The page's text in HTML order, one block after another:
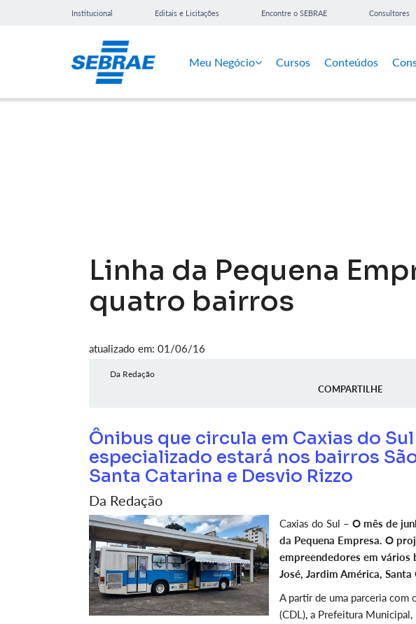
Institucional Editais e Licitações Encontre o SEBRAE Consultores
Meu Negócio Cursos Conteúdos
Linha da Pequena
quatro bairros
atualizado em: 01/06/16
Da Redação
COMPARTILHE
Ônibus que circula em Caxias do
especializado estará nos bairros
Santa Catarina e Desvio Rizzo
Da Redação
Caxias do Sul – O mês de
da Pequena Empresa. O
empreendedores em vários
José, Jardim América,
A partir de uma parceria com
(CDL), a Prefeitura